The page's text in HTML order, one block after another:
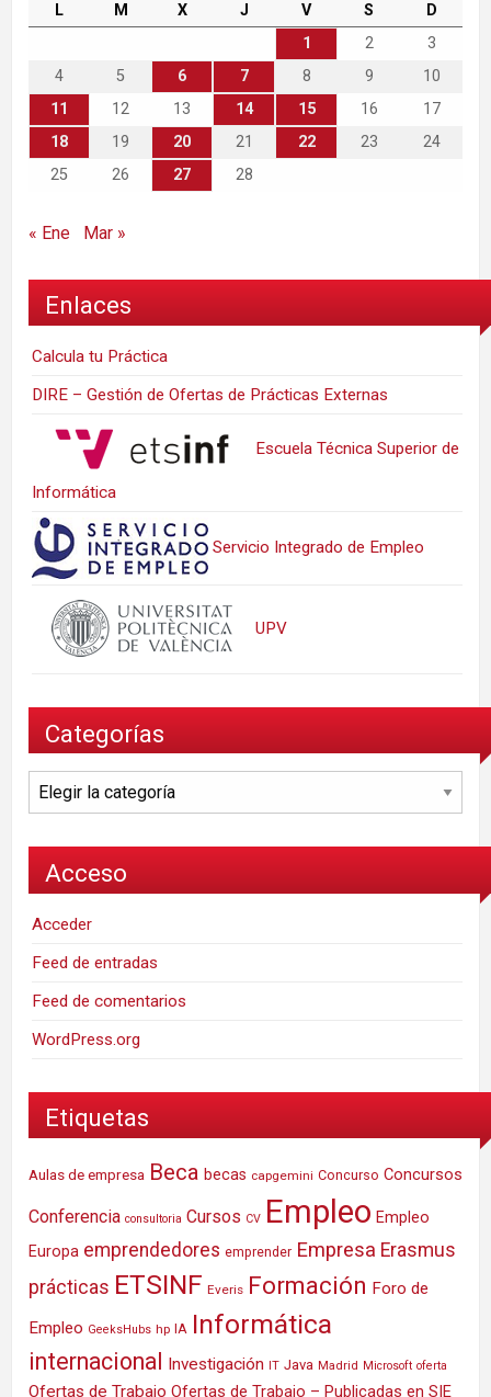
L M X J V S
D
1
2
3
4
5 6 7 8 9
10
11
12 13 14 15 16
17
18
19 20 21 22 23
24
25
26 27 28
« Ene Mar »
Enlaces
Calcula tu Práctica
DIRE – Gestión de Ofertas de Prácticas Externas
Escuela Técnica Superior de
Informática
Servicio Integrado de Empleo
UPV
Categorías
Categorías
Acceso
Acceder
Feed de entradas
Feed de comentarios
WordPress.org
Etiquetas
Aulas de empresa Beca becas capgemini Concurso Concursos
Conferencia consultoria Cursos CV Empleo Empleo
Europa emprendedores emprender Empresa Erasmus
prácticas ETSINF Everis Formación Foro de
Empleo GeeksHubs hp IA Informática
internacional Investigación IT Java Madrid Microsoft oferta
Ofertas de Trabajo Ofertas de Trabajo – Publicadas en SIE